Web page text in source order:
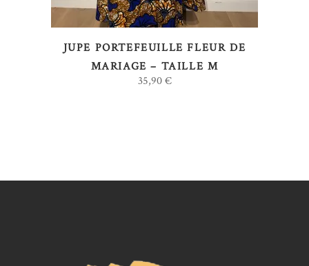
JUPE PORTEFEUILLE FLEUR DE
MARIAGE – TAILLE M
35,90€